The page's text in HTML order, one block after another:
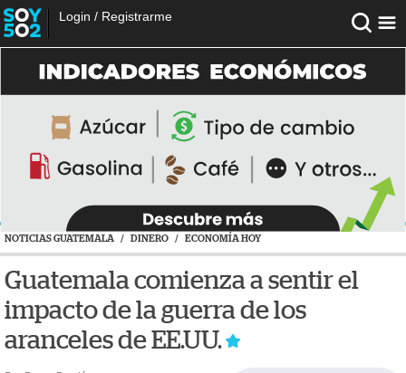
Login / Registrarme
NOTICIAS GUATEMALA / DINERO / ECONOMÍA HOY
Guatemala comienza a sentir el
impacto de la guerra de los
aranceles de EE.UU.